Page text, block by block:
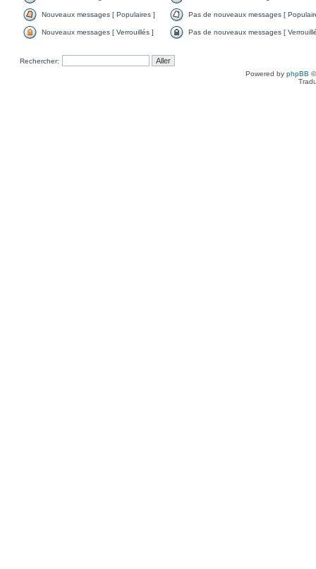
Nouveaux messages [ Populaires ] Pas de nouveaux messages [
Nouveaux messages [ Verrouillés ] Pas de nouveaux messages [
Rechercher:
Powered by phpBB